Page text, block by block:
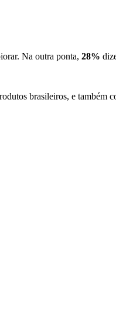
Na outra ponta, 28%
brasileiros, e também